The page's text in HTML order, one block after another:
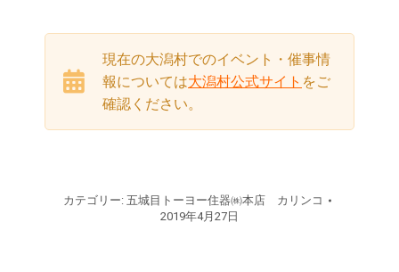
現在の大潟村でのイベント・催事情
報については大潟村公式サイト をご
確認ください。
カテゴリー: 五城目トーヨー住器㈱本店 カリンコ
2019年4月27日